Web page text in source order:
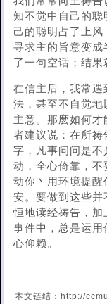
知不觉中自己的聪
己的聪明占了上风
寻求主的旨意变
了一句空话；结果
在信主后，我常遇
法，甚至不自觉地
主意。那麽如何
者建议说：在所祷
字，凡事问问是
动，全心倚靠，
动你丶用环境提
安。要做到这些并
恒地读经祷告，加
事件中，总是运
心仰赖。
本文链结：http://